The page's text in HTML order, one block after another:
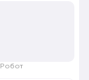
Робот